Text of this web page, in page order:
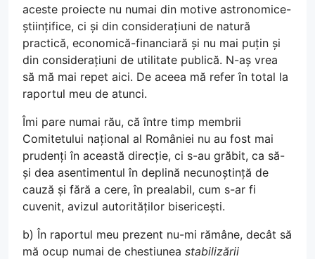
aceste proiecte nu numai din motive astronomice-
științifice, ci și din considerațiuni de natură
practică, economică-financiară și nu mai puțin și
din considerațiuni de utilitate publică. N-aș vrea
să mă mai repet aici. De aceea mă refer în total la
raportul meu de atunci.
Îmi pare numai rău, că între timp membrii
Comitetului național al României nu au fost mai
prudenți în această direcție, ci s-au grăbit, ca să-
și dea asentimentul în deplină necunoștință de
cauză și fără a cere, în prealabil, cum s-ar fi
cuvenit, avizul autorităților bisericești.
b) În raportul meu prezent nu-mi rămâne, decât să
mă ocup numai de chestiunea stabilizării